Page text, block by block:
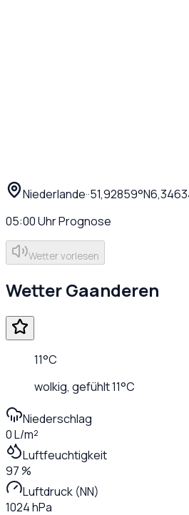
Niederlande··51,92859°N
05:00UhrPrognose
Wetter vorlesen
WetterGaanderen
11°C
wolkig, gefühlt11°C
Niederschlag
0 L/m²
Luftfeuchtigkeit
97 %
Luftdruck (NN)
1024 hPa